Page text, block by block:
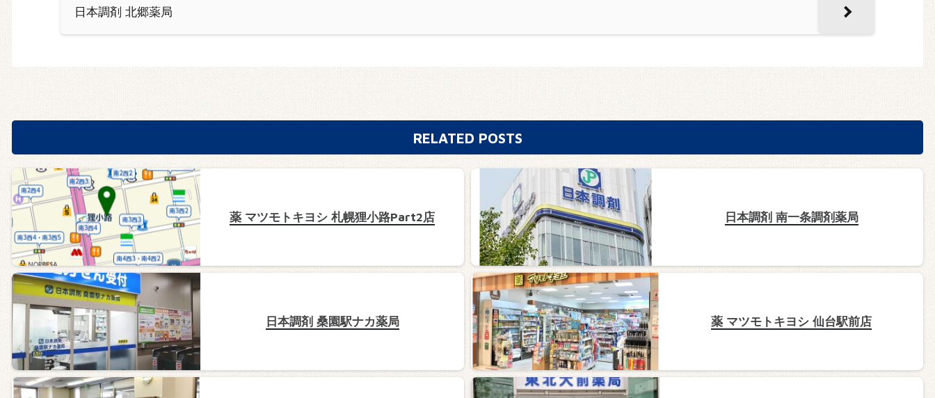
日本調剤 北郷薬局
RELATED POSTS
薬 マツモトキヨシ 札幌狸小路Part2店 日本調剤 南一条調剤薬局
日本調剤 桑園駅ナカ薬局 薬 マツモトキヨシ 仙台駅前店